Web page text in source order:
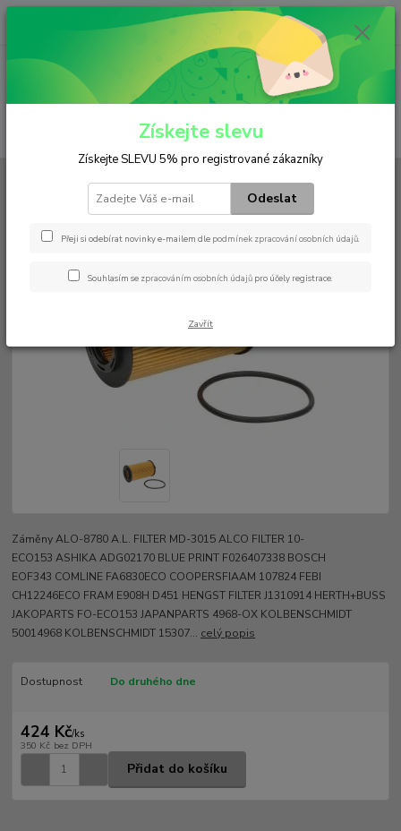
(Po-Pá, 6:30-15 hod.)
ks
0 Kč
HU 6042 z
Záměny ALO-8780 A.L. FILTER MD-3015 ALCO FILTER 10-
ECO153 ASHIKA ADG02170 BLUE PRINT F026407338 BOSCH
EOF343 COMLINE FA6830ECO COOPERSFIAAM 107824 FEBI
CH12246ECO FRAM E908H D451 HENGST FILTER J1310914 HERTH+BUSS
JAKOPARTS FO-ECO153 JAPANPARTS 4968-OX KOLBENSCHMIDT
50014968 KOLBENSCHMIDT 15307... celý popis
Dostupnost Do druhého dne
424 Kč/ks
350 Kč bez DPH
Přidat do košíku
Získejte slevu
Získejte SLEVU 5% pro registrované zákazníky
Odeslat
Přeji si odebírat novinky e-mailem dle podmínek zpracování osobních údajů.
Souhlasím se zpracováním osobních údajů pro účely registrace.
Zavřít